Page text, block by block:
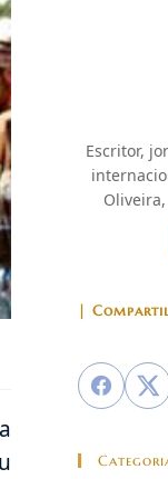
Escritor,
|